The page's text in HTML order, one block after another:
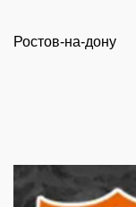
Ростов-на-дону